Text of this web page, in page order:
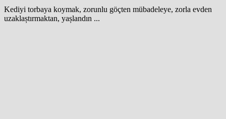
Kediyi torbaya koymak, zorunlu göçten mübadeleye, zorla evden
uzaklaștırmaktan, yașlandın ...